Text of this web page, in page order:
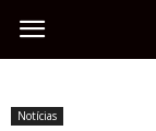
Notícias